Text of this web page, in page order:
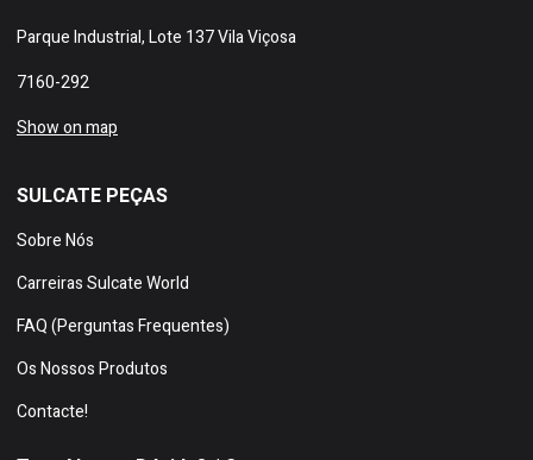
Parque Industrial, Lote 137 Vila Viçosa
7160-292
Show on map
SULCATE PEÇAS
Sobre Nós
Carreiras Sulcate World
FAQ (Perguntas Frequentes)
Os Nossos Produtos
Contacte!